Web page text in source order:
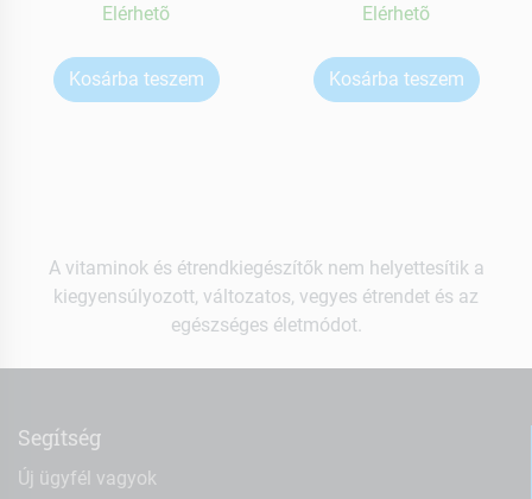
Elérhetõ
Kosárba teszem
Elérhetõ
Kosárba teszem
A vitaminok és étrendkiegészítők nem helyettesítik a
kiegyensúlyozott, változatos, vegyes étrendet és az
egészséges életmódot.
Segítség
Új ügyfél vagyok